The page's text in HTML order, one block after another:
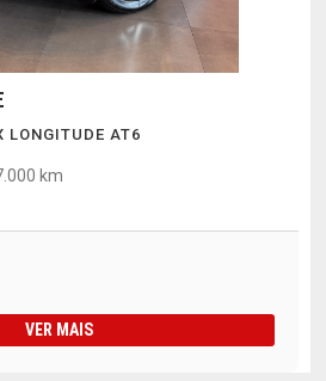
LONGITUDE AT6
km
VER MAIS